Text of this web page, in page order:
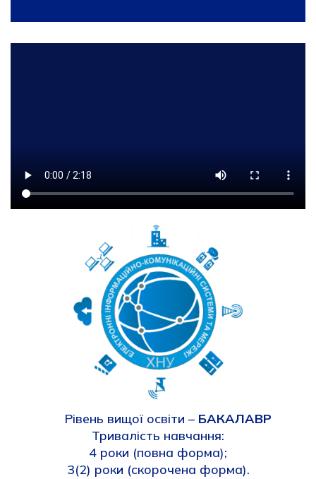
Рівень вищої освіти – БАКАЛАВР
Тривалість навчання:
4 роки (повна форма);
3(2) роки (скорочена форма).